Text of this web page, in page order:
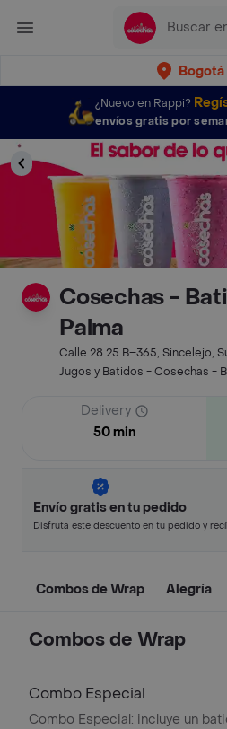
Bogotá
¿Nuevo en Rappi?
envíos gratis por
Cosechas -
Palma
Calle 28 25 B–365, Sincelejo,
Jugos y Batidos - Cosechas -
Delivery
50 min
Envío gratis en tu pedido
Disfruta este descuento en tu pedido y
Combos de Wrap Alegría
Combos de Wrap
Combo Especial
Combo Especial: incluye un